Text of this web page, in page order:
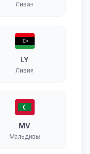
Ливан
LY
Ливия
MV
Мальдивы